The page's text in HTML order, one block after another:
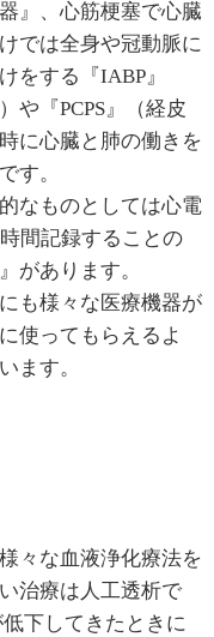
』、心筋梗塞で心臓
では全身や冠動脈に
をする『IABP』
や『PCPS』（経皮
に心臓と肺の働きを
す。
なものとしては心電
間記録することの
があります。
も様々な医療機器が
使ってもらえるよ
ます。
々な血液浄化療法を
治療は人工透析で
下してきたときに